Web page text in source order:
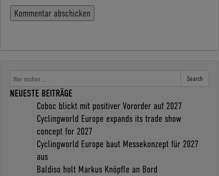
Search
NEUESTE BEITRÄGE
Coboc blickt mit positiver Vororder auf 2027
Cyclingworld Europe expands its trade show
concept for 2027
Cyclingworld Europe baut Messekonzept für 2027
aus
Baldiso holt Markus Knöpfle an Bord